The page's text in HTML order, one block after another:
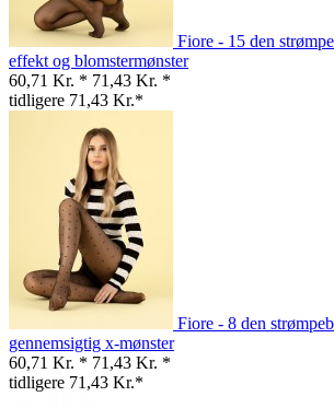
Fiore - 15 den
effekt og blomstermønster
60,71 Kr. * 71,43 Kr. *
tidligere 71,43 Kr.*
Fiore - 8 den
gennemsigtig x-mønster
60,71 Kr. * 71,43 Kr. *
tidligere 71,43 Kr.*